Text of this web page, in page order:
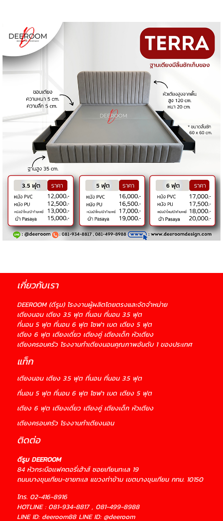
เกี่ยวกับเรา
DEEROOM (ดีรูม) โรงงานผู้ผลิตโดยตรงและจัดจำหน่าย
เตียงนอน เตียง 3.5 ฟุต ที่นอน ที่นอน 3.5 ฟุต
ที่นอน 5 ฟุต ที่นอน 6 ฟุต โซฟา เบด เตียง 5 ฟุต
เตียง 6 ฟุต เตียงเดี่ยว เตียงคู่ เตียงเด็ก หัวเตียง
เตียงครอบครัว โรงงานทำเตียงนอนคุณภาพอันดับ 1 ของประเทศ
แท็ก
เตียงนอน เตียง 3.5 ฟุต ที่นอน ที่นอน 3.5 ฟุต
ที่นอน 5 ฟุต ที่นอน 6 ฟุต โซฟา เบด เตียง 5 ฟุต
เตียง 6 ฟุต เตียงเดี่ยว เตียงคู่ เตียงเด็ก หัวเตียง
เตียงครอบครัว โรงงานทำเตียงนอน
ติดต่อ
ดีรูม DEEROOM
84 หัวกระบือเเฟคตอรี่เฮ้าส์ ซอยเทียนทะเล 19
ถนนบางขุนเทียน-ชายทะเล แขวงท่าข้าม เขตบางขุนเทียน กทม. 10150
โทร. 02-416-8916
HOTLINE : 081-934-8817, 081-499-8988
LINE ID: deeroom88LINE ID: @deeroom